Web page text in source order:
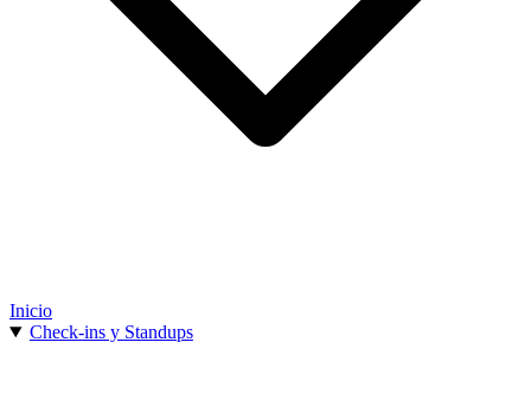
Inicio
Check-ins y Standups